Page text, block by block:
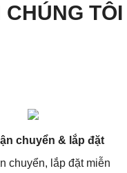
TÔI
chuyển & lắp đặt
chuyển, lắp đặt miễn